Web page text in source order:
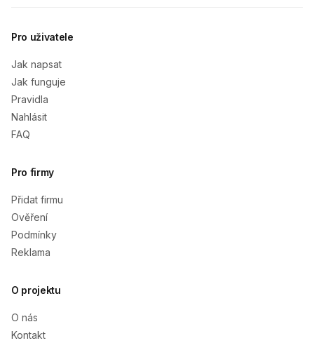
Pro uživatele
Jak napsat
Jak funguje
Pravidla
Nahlásit
FAQ
Pro firmy
Přidat firmu
Ověření
Podmínky
Reklama
O projektu
O nás
Kontakt